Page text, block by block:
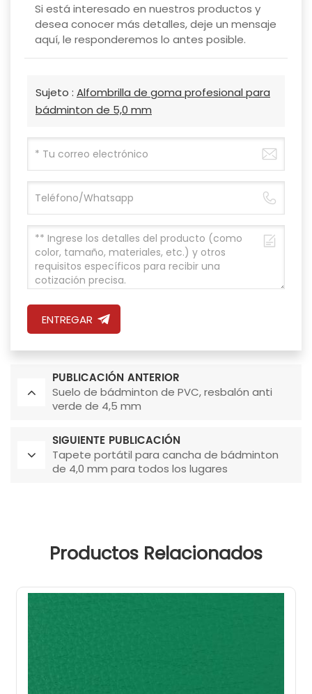
Si está interesado en nuestros productos y
desea conocer más detalles, deje un mensaje
aquí, le responderemos lo antes posible.
Sujeto : Alfombrilla de goma profesional para
bádminton de 5,0 mm
ENTREGAR
PUBLICACIÓN ANTERIOR
Suelo de bádminton de PVC, resbalón anti
verde de 4,5 mm
SIGUIENTE PUBLICACIÓN
Tapete portátil para cancha de bádminton
de 4,0 mm para todos los lugares
Productos Relacionados